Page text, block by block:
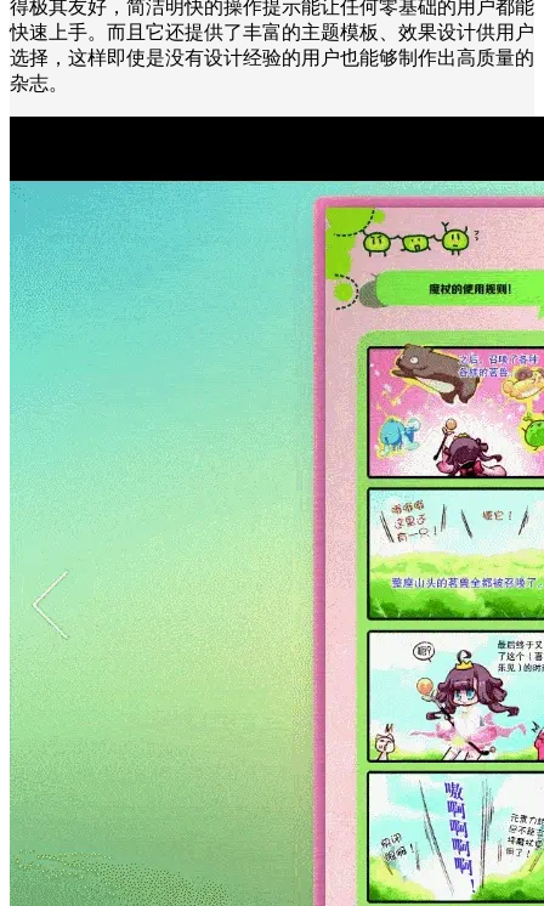
得极其友好，简洁明快的操作提示能让任何零基础的用户都能
快速上手。而且它还提供了丰富的主题模板、效果设计供用户
选择，这样即使是没有设计经验的用户也能够制作出高质量的
杂志。